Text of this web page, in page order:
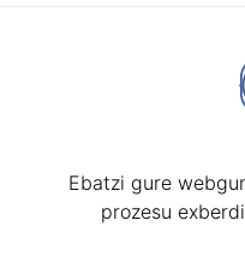
Ebatzi gure
prozesu